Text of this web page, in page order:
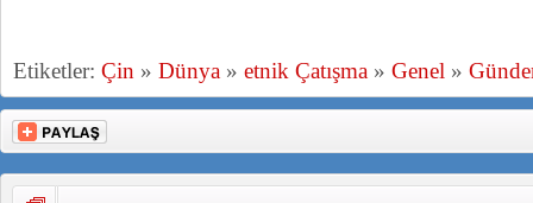
Etiketler: Çin » Dünya » etnik Çatışma » Genel »